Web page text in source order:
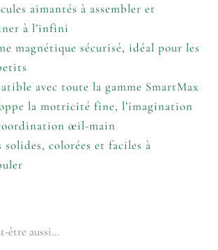
aimantés à assembler et
à l’infini
magnétique sécurisé, idéal pour les
avec toute la gamme SmartMax
la motricité fine, l’imagination
œil-main
solides, colorées et faciles à
être aussi…